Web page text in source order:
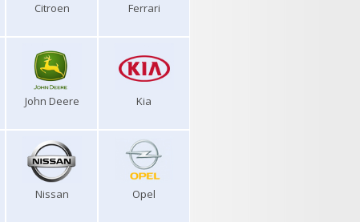
Citroen Ferrari
John Deere Kia
Nissan Opel